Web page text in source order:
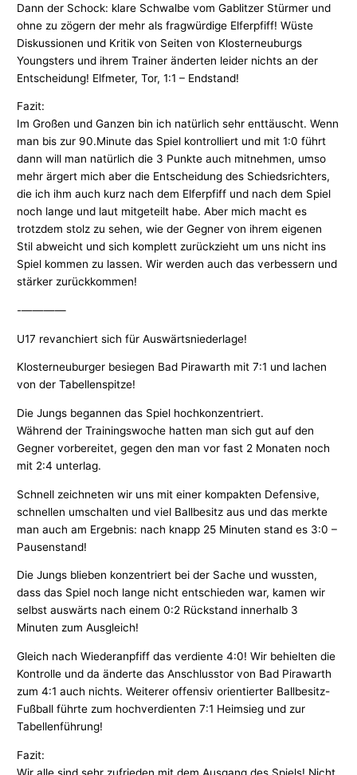
Dann der Schock: klare Schwalbe vom Gablitzer Stürmer und
ohne zu zögern der mehr als fragwürdige Elferpfiff! Wüste
Diskussionen und Kritik von Seiten von Klosterneuburgs
Youngsters und ihrem Trainer änderten leider nichts an der
Entscheidung! Elfmeter, Tor, 1:1 – Endstand!
Fazit:
Im Großen und Ganzen bin ich natürlich sehr enttäuscht. Wenn
man bis zur 90.Minute das Spiel kontrolliert und mit 1:0 führt
dann will man natürlich die 3 Punkte auch mitnehmen, umso
mehr ärgert mich aber die Entscheidung des Schiedsrichters,
die ich ihm auch kurz nach dem Elferpfiff und nach dem Spiel
noch lange und laut mitgeteilt habe. Aber mich macht es
trotzdem stolz zu sehen, wie der Gegner von ihrem eigenen
Stil abweicht und sich komplett zurückzieht um uns nicht ins
Spiel kommen zu lassen. Wir werden auch das verbessern und
stärker zurückkommen!
-————
U17 revanchiert sich für Auswärtsniederlage!
Klosterneuburger besiegen Bad Pirawarth mit 7:1 und lachen
von der Tabellenspitze!
Die Jungs begannen das Spiel hochkonzentriert.
Während der Trainingswoche hatten man sich gut auf den
Gegner vorbereitet, gegen den man vor fast 2 Monaten noch
mit 2:4 unterlag.
Schnell zeichneten wir uns mit einer kompakten Defensive,
schnellen umschalten und viel Ballbesitz aus und das merkte
man auch am Ergebnis: nach knapp 25 Minuten stand es 3:0 –
Pausenstand!
Die Jungs blieben konzentriert bei der Sache und wussten,
dass das Spiel noch lange nicht entschieden war, kamen wir
selbst auswärts nach einem 0:2 Rückstand innerhalb 3
Minuten zum Ausgleich!
Gleich nach Wiederanpfiff das verdiente 4:0! Wir behielten die
Kontrolle und da änderte das Anschlusstor von Bad Pirawarth
zum 4:1 auch nichts. Weiterer offensiv orientierter Ballbesitz-
Fußball führte zum hochverdienten 7:1 Heimsieg und zur
Tabellenführung!
Fazit:
Wir alle sind sehr zufrieden mit dem Ausgang des Spiels! Nicht